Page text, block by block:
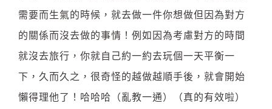
需要而生氣的時候，就去做一件你想做但因為對方
的關係而沒去做的事情！例如因為考慮對方的時間
就沒去旅行，你就自己約一約去玩個一天平衡一
下，久而久之，很奇怪的越做越順手後，就會開始
懶得理他了！哈哈哈（亂教一通）（真的有效啦）